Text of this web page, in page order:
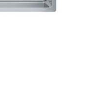
Alati i pribor